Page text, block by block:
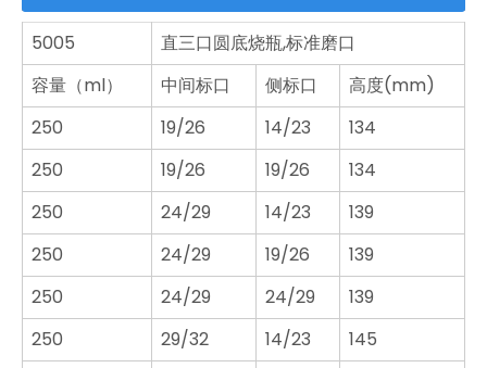
5005
直三口圆底烧瓶,标准磨口
容量（ml）
中间标口 侧标口
高度(mm)
250
19/26 14/23
134
250
19/26 19/26
134
250
24/29 14/23
139
250
24/29 19/26
139
250
24/29 24/29
139
250
29/32 14/23
145